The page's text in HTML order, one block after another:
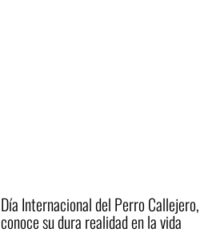
Día Internacional del Perro Callejero,
conoce su dura realidad en la vida